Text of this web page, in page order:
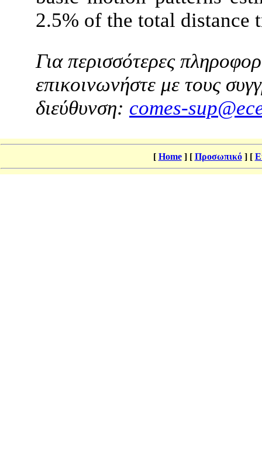
2.5% of the total distance
Για περισσότερες
επικοινωνήστε με τους
διεύθυνση: comes-
[ Home] [ Προσωπικό] [